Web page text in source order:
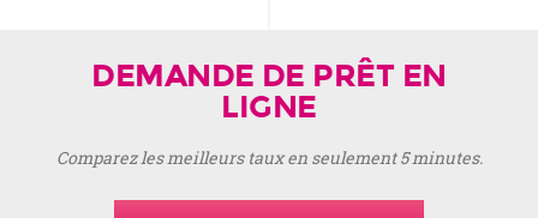
DEMANDE DE PRÊT EN
LIGNE
Comparez les meilleurs taux en seulement 5 minutes.